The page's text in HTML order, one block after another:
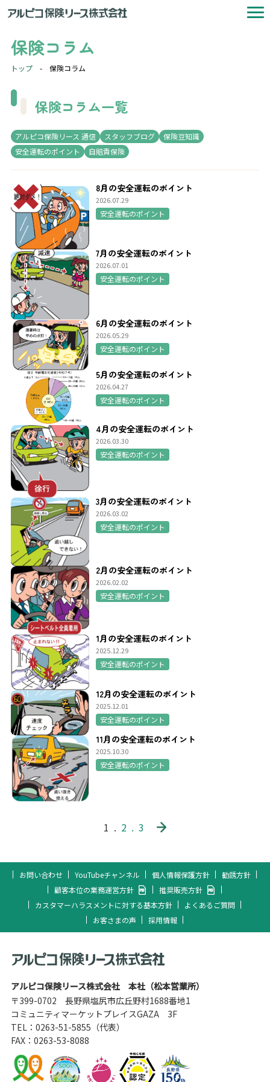
保険コラム
トップ - 保険コラム
保険コラム一覧
アルピコ保険リース 通信 スタッフブログ
保険豆知識
安全運転のポイント
自賠責保険
8月の安全運転のポイント
2026.07.29
安全運転のポイント
7月の安全運転のポイント
2026.07.01
安全運転のポイント
6月の安全運転のポイント
2026.05.29
安全運転のポイント
5月の安全運転のポイント
2026.04.27
安全運転のポイント
4月の安全運転のポイント
2026.03.30
安全運転のポイント
3月の安全運転のポイント
2026.03.02
安全運転のポイント
2月の安全運転のポイント
2026.02.02
安全運転のポイント
1月の安全運転のポイント
2025.12.29
安全運転のポイント
12月の安全運転のポイント
2025.12.01
安全運転のポイント
11月の安全運転のポイント
2025.10.30
安全運転のポイント
1 2 3
お問い合わせ YouTubeチャンネル 個人情報保護方針
勧誘方針
顧客本位の業務運営方針
推奨販売方針
カスタマーハラスメントに対する基本方針
よくあるご質問
お客さまの声
採用情報
アルピコ保険リース株式会社 本社（松本営業所）
〒399-0702 長野県塩尻市広丘野村1688番地1
コミュニティマーケットプレイスGAZA 3F
TEL： 0263-51-5855 （代表）
FAX：0263-53-8088